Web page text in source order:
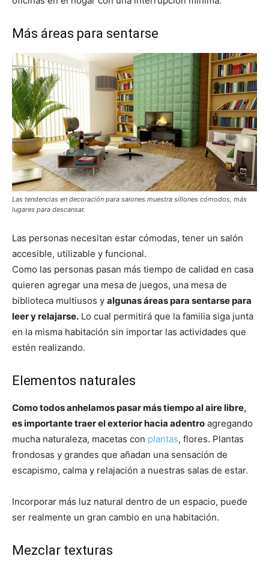
Más áreas para sentarse
Las tendencias en decoración para salones muestra sillones cómodos, más
lugares para descansar.
Las personas necesitan estar cómodas, tener un salón
accesible, utilizable y funcional.
Como las personas pasan más tiempo de calidad en casa
quieren agregar una mesa de juegos, una mesa de
biblioteca multiusos y algunas áreas para sentarse para
leer y relajarse. Lo cual permitirá que la familia siga junta
en la misma habitación sin importar las actividades que
estén realizando.
Elementos naturales
Como todos anhelamos pasar más tiempo al aire libre,
es importante traer el exterior hacia adentro agregando
mucha naturaleza, macetas con plantas, flores. Plantas
frondosas y grandes que añadan una sensación de
escapismo, calma y relajación a nuestras salas de estar.
Incorporar más luz natural dentro de un espacio, puede
ser realmente un gran cambio en una habitación.
Mezclar texturas